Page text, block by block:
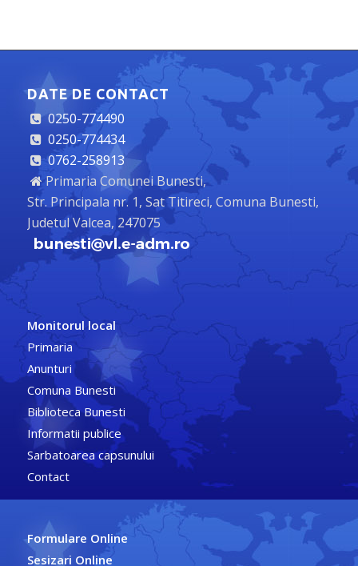
DATE DE CONTACT
0250-774490
0250-774434
0762-258913
Primaria Comunei Bunesti,
Str. Principala nr. 1, Sat Titireci, Comuna Bunesti,
Judetul Valcea, 247075
Monitorul local
Primaria
Anunturi
Comuna Bunesti
Biblioteca Bunesti
Informatii publice
Sarbatoarea capsunului
Contact
Formulare Online
Sesizari Online